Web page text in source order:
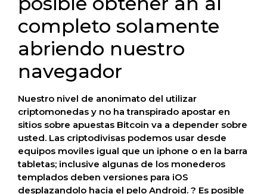
completo solamente
abriendo nuestro
navegador
Nuestro nivel de anonimato del utilizar
criptomonedas y no ha transpirado apostar en
sitios sobre apuestas Bitcoin va a depender sobre
usted. Las criptodivisas podemos usar desde
equipos moviles igual que un iphone o en la barra
tabletas; inclusive algunas de los monederos
templados deben versiones para iOS
desplazandolo hacia el pelo Android. ? Es posible